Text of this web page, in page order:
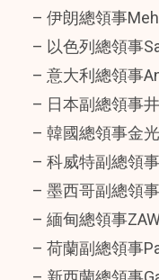
– 伊朗總領事
– 以色列總領事
– 意大利總領事
– 日本副總領事
– 韓國總領事
– 科威特副總領
– 墨西哥副總領
– 緬甸總領事
– 荷蘭副總領事